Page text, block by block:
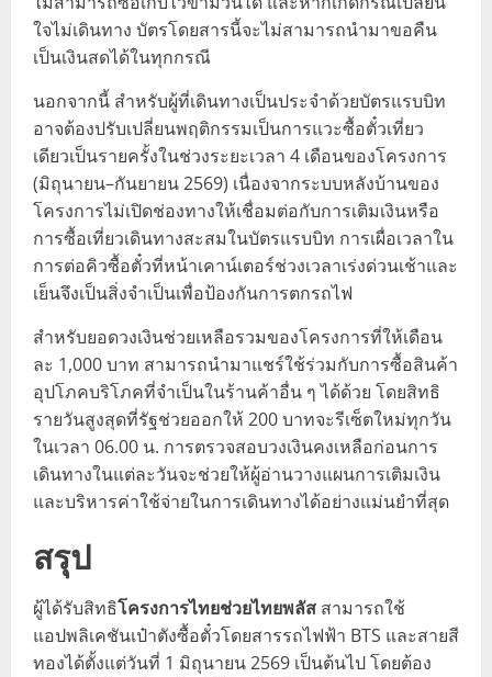
ใจไม่เดินทาง บัตรโดยสารนี้จะไม่สามารถนำมาขอคืน
เป็นเงินสดได้ในทุกกรณี
นอกจากนี้ สำหรับผู้ที่เดินทางเป็นประจำด้วยบัตรแรบบิท
อาจต้องปรับเปลี่ยนพฤติกรรมเป็นการแวะซื้อตั๋วเที่ยว
เดียวเป็นรายครั้งในช่วงระยะเวลา 4 เดือนของโครงการ
(มิถุนายน–กันยายน 2569) เนื่องจากระบบหลังบ้านของ
โครงการไม่เปิดช่องทางให้เชื่อมต่อกับการเติมเงินหรือ
การซื้อเที่ยวเดินทางสะสมในบัตรแรบบิท การเผื่อเวลาใน
การต่อคิวซื้อตั๋วที่หน้าเคาน์เตอร์ช่วงเวลาเร่งด่วนเช้าและ
เย็นจึงเป็นสิ่งจำเป็นเพื่อป้องกันการตกรถไฟ
สำหรับยอดวงเงินช่วยเหลือรวมของโครงการที่ให้เดือน
ละ 1,000 บาท สามารถนำมาแชร์ใช้ร่วมกับการซื้อสินค้า
อุปโภคบริโภคที่จำเป็นในร้านค้าอื่น ๆ ได้ด้วย โดยสิทธิ
รายวันสูงสุดที่รัฐช่วยออกให้ 200 บาทจะรีเซ็ตใหม่ทุกวัน
ในเวลา 06.00 น. การตรวจสอบวงเงินคงเหลือก่อนการ
เดินทางในแต่ละวันจะช่วยให้ผู้อ่านวางแผนการเติมเงิน
และบริหารค่าใช้จ่ายในการเดินทางได้อย่างแม่นยำที่สุด
สรุป
ผู้ได้รับสิทธิโครงการไทยช่วยไทยพลัส สามารถใช้
แอปพลิเคชันเป๋าตังซื้อตั๋วโดยสารรถไฟฟ้า BTS และสายสี
ทองได้ตั้งแต่วันที่ 1 มิถุนายน 2569 เป็นต้นไป โดยต้อง